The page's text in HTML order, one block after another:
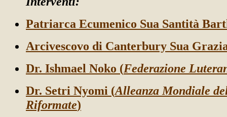
Patriarca Ecumenico Sua Santità
Arcivescovo di Canterbury Sua
Dr. Ishmael Noko (Federazione
Dr. Setri Nyomi (Alleanza Mondiale
Riformate)